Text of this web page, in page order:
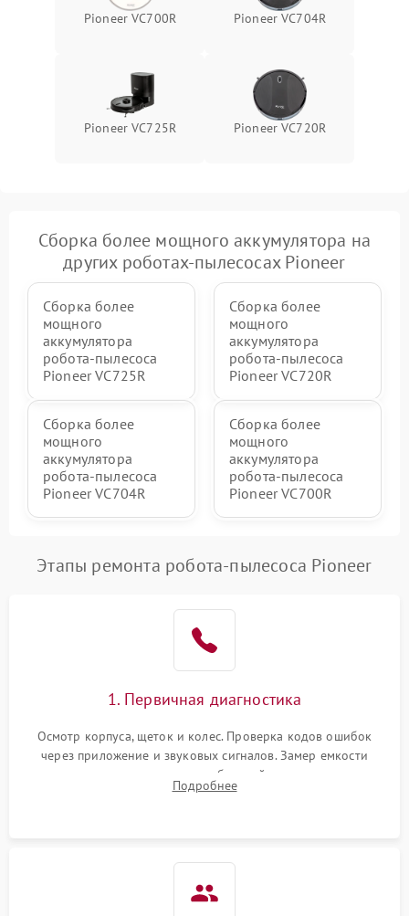
Pioneer VC700R Pioneer VC704R
Pioneer VC725R Pioneer VC720R
Сборка более мощного аккумулятора на
других роботах-пылесосах Pioneer
Сборка более
мощного
аккумулятора
робота-пылесоса
Pioneer VC725R
Сборка более
мощного
аккумулятора
робота-пылесоса
Pioneer VC720R
Сборка более
мощного
аккумулятора
робота-пылесоса
Pioneer VC704R
Сборка более
мощного
аккумулятора
робота-пылесоса
Pioneer VC700R
Этапы ремонта робота-пылесоса Pioneer
1. Первичная диагностика
Осмотр корпуса, щеток и колес. Проверка кодов ошибок
через приложение и звуковых сигналов. Замер емкости
аккумулятора и тестирование базовой станции зарядки.
Оценка работы лидара, бампера и датчиков падения для
Подробнее